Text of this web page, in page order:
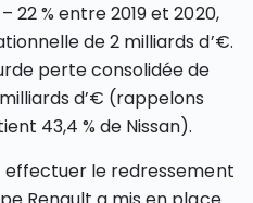
22 % entre 2019 et 2020,
de 2 milliards d’€.
perte consolidée de
d’€ (rappelons
43,4 % de Nissan).
le redressement